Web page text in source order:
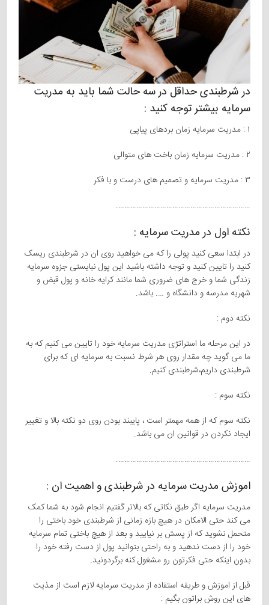
در شرطبندی حداقل در سه حالت شما باید به مدریت
سرمایه بیشتر توجه کنید :
۱ : مدریت سرمایه زمان بردهای پیاپی
۲ : مدریت سرمایه زمان باخت های متوالی
۳ : مدریت سرمایه و تصمیم های درست و با فکر
………………………………………………………….
نکته اول در مدریت سرمایه :
در ابتدا سعی کنید پولی را که می خواهید روی ان در شرطبندی ریسک
کنید را تایین کنید و توجه داشته باشید این پول نبایستی جزوه سرمایه
زندگی شما و خرج های ضروری شما مانند کرایه خانه و پول قبض و
شهریه مدرسه و دانشگاه و …. باشد.
نکته دوم :
در این مرحله ما استراتژی مدریت سرمایه خود را تایین می کنیم که به
ما می گوید چه مقدار روی هر شرط نسبت به سرمایه ای که برای
شرطبندی داریم،شرطبندی کنیم.
نکته سوم :
نکته سوم که از همه مهمتر است ، پایبند بودن روی دو نکته بالا و تغییر
ایجاد نکردن در قوانین ان می باشد.
………………………………………………………….
اموزش مدریت سرمایه در شرطبندی و اهمیت ان :
مدریت سرمایه اگر طبق نکاتی که بالاتر گفتیم انجام شود به شما کمک
می کند حتی الامکان در هیچ بازه زمانی از شرطبندی خود باختی را
متحمل نشوید که از پسش بر نیایید و بعد از هیچ باختی تمام سرمایه
خود را از دست ندهید و به راحتی بتوانید پول از دست رفته خود را
بدون اینکه حتی فکرتون رو مشغول کنه برگردونید.
قبل از اموزش و طریقه استفاده از مدریت سرمایه لازم است از مذیت
های این روش براتون بگیم :